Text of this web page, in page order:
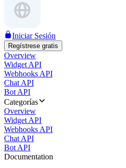
Iniciar Sesión
Regístrese gratis
Overview
Widget API
Webhooks API
Chat API
Bot API
Categorías
Overview
Widget API
Webhooks API
Chat API
Bot API
Documentation